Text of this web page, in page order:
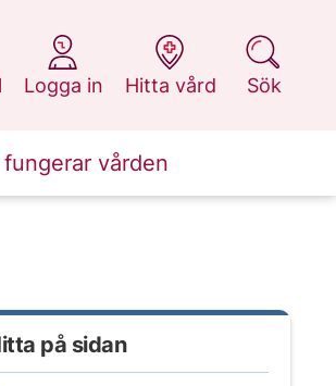
Logga in
på 1177.se
Hitta vård
på 1177.se
Sök
på 1177.se
fungerar vården
på sidan